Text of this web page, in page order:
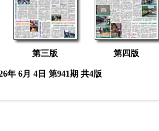
第三版 第四版
年 6月 4日 第941期 共4版